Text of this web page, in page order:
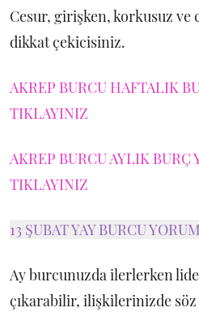
Cesur, girişken, korkusuz
dikkat çekicisiniz.
AKREP BURCU HAFTALIK
TIKLAYINIZ
AKREP BURCU AYLIK
TIKLAYINIZ
13 ŞUBAT YAY BURCU
Ay burcunuzda ilerlerken
çıkarabilir, ilişkilerinizde